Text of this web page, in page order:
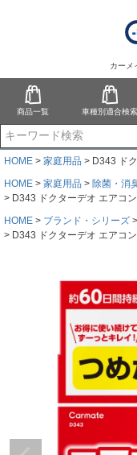
カーメ
商品一覧 車種別適合検索
HOME 家庭用品
D343 ド
HOME
家庭用品 除菌・消
D343 ドクターデオ エアコ
HOME
ブランド・シリーズ
D343 ドクターデオ エアコ